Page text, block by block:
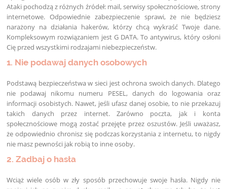
Ataki pochodzą z różnych źródeł: mail, serwisy społecznościowe, strony
internetowe. Odpowiednie zabezpieczenie sprawi, że nie będziesz
narażony na działania hakerów, którzy chcą wykraść Twoje dane.
Kompleksowym rozwiązaniem jest G DATA. To antywirus, który osłoni
Cię przed wszystkimi rodzajami niebezpieczeństw.
1. Nie podawaj danych osobowych
Podstawą bezpieczeństwa w sieci jest ochrona swoich danych. Dlatego
nie podawaj nikomu numeru PESEL, danych do logowania oraz
informacji osobistych. Nawet, jeśli ufasz danej osobie, to nie przekazuj
takich danych przez internet. Zarówno poczta, jak i konta
społecznościowe mogą zostać przejęte przez oszustów. Jeśli uważasz,
że odpowiednio chronisz się podczas korzystania z internetu, to nigdy
nie masz pewności jak robią to inne osoby.
2. Zadbaj o hasła
Wciąż wiele osób w zły sposób przechowuje swoje hasła. Nigdy nie